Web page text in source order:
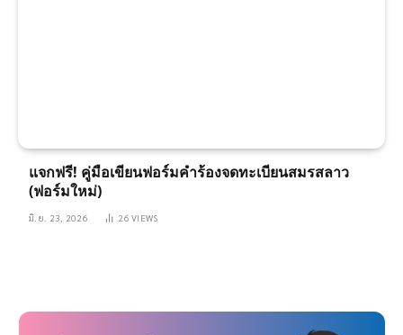
แจกฟรี! คู่มือเขียนฟอร์มคำร้องจดทะเบียนสมรสลาว
(ฟอร์มใหม่)
มิ.ย. 23, 2026 26VIEWS